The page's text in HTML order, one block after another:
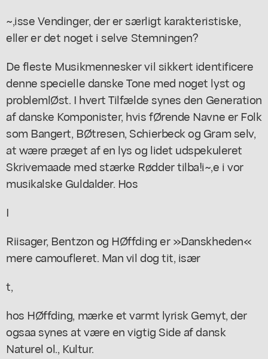
~,isse Vendinger, der er særligt karakteristiske,
eller er det noget i selve Stemningen?
De fleste Musikmennesker vil sikkert identificere
denne specielle danske Tone med noget lyst og
problemlØst. I hvert Tilfælde synes den Generation
af danske Komponister, hvis fØrende Navne er Folk
som Bangert, BØtresen, Schierbeck og Gram selv,
at wære præget af en lys og lidet udspekuleret
Skrivemaade med stærke Rødder tilba!i~,e i vor
musikalske Guldalder. Hos
I
Riisager, Bentzon og HØffding er »Danskheden«
mere camoufleret. Man vil dog tit, især
t,
hos HØffding, mærke et varmt lyrisk Gemyt, der
ogsaa synes at være en vigtig Side af dansk
Naturel ol., Kultur.